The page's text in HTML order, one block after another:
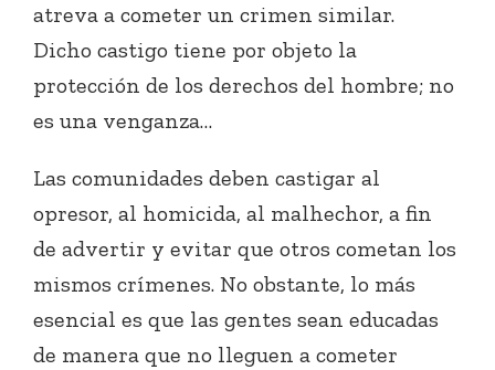
atreva a cometer un crimen similar.
Dicho castigo tiene por objeto la
protección de los derechos del hombre; no
es una venganza…
Las comunidades deben castigar al
opresor, al homicida, al malhechor, a fin
de advertir y evitar que otros cometan los
mismos crímenes. No obstante, lo más
esencial es que las gentes sean educadas
de manera que no lleguen a cometer